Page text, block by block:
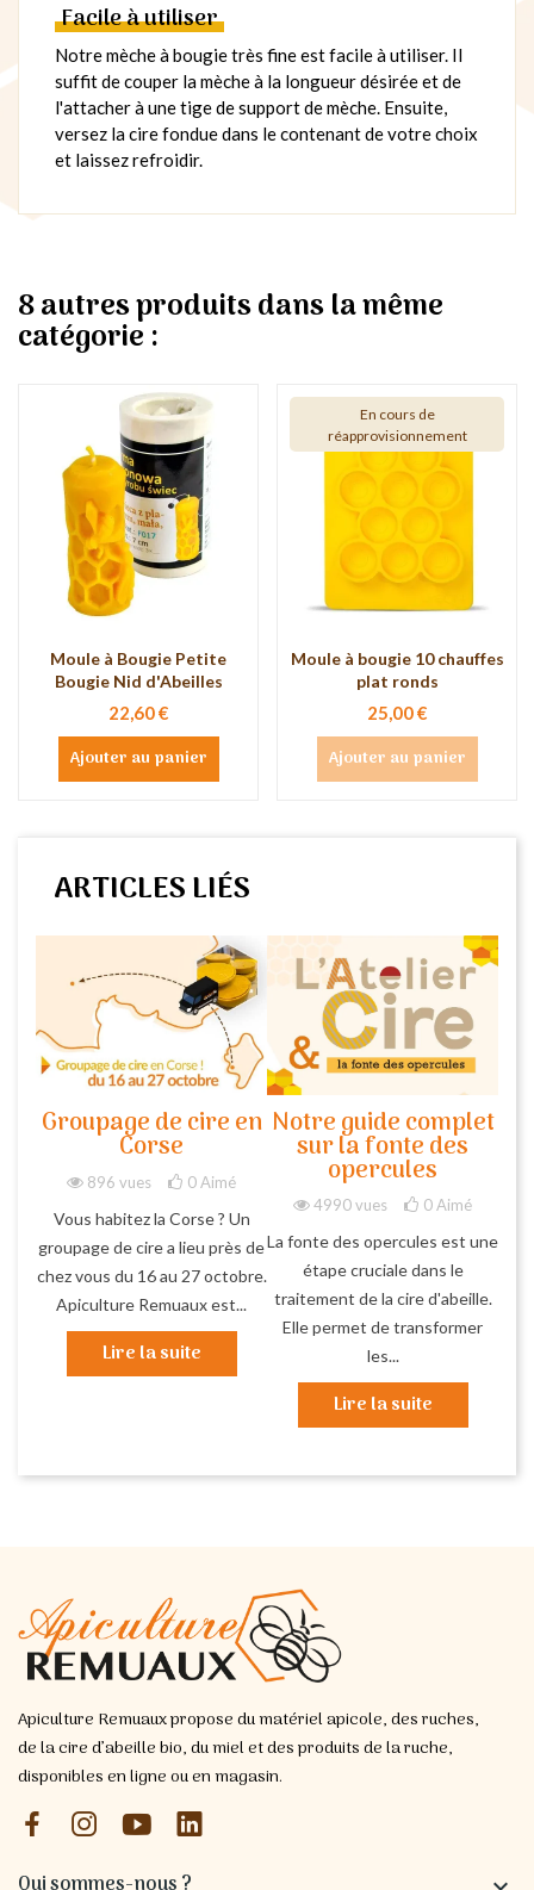
Facile à utiliser
Notre mèche à bougie très fine est facile à utiliser. Il
suffit de couper la mèche à la longueur désirée et de
l'attacher à une tige de support de mèche. Ensuite,
versez la cire fondue dans le contenant de votre choix
et laissez refroidir.
8 autres produits dans la même
catégorie :
Moule à Bougie Petite
Bougie Nid d'Abeilles
22,60 €
Ajouter au panier
En cours de
réapprovisionnement
Moule à bougie 10 chauffes
plat ronds
25,00 €
Ajouter au panier
ARTICLES LIÉS
Groupage de cire en
Corse
896 vues 0Aimé
Vous habitez la Corse ? Un
groupage de cire a lieu près de
chez vous du 16 au 27 octobre.
Apiculture Remuaux est...
Lire la suite
Notre guide complet
sur la fonte des
opercules
4990 vues 0Aimé
La fonte des opercules est une
étape cruciale dans le
traitement de la cire d'abeille.
Elle permet de transformer
les...
Lire la suite
Apiculture Remuaux propose du matériel apicole, des ruches,
de la cire d’abeille bio, du miel et des produits de la ruche,
disponibles en ligne ou en magasin.